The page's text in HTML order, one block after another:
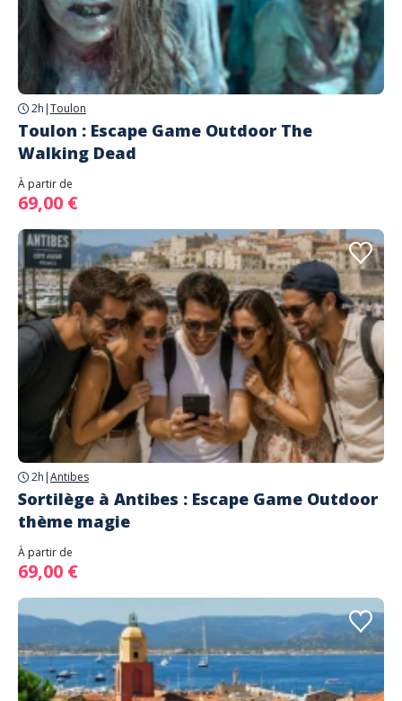
2h |Toulon
Toulon : Escape Game Outdoor The
Walking Dead
À partir de
69,00 €
2h |Antibes
Sortilège à Antibes : Escape Game Outdoor
thème magie
À partir de
69,00 €